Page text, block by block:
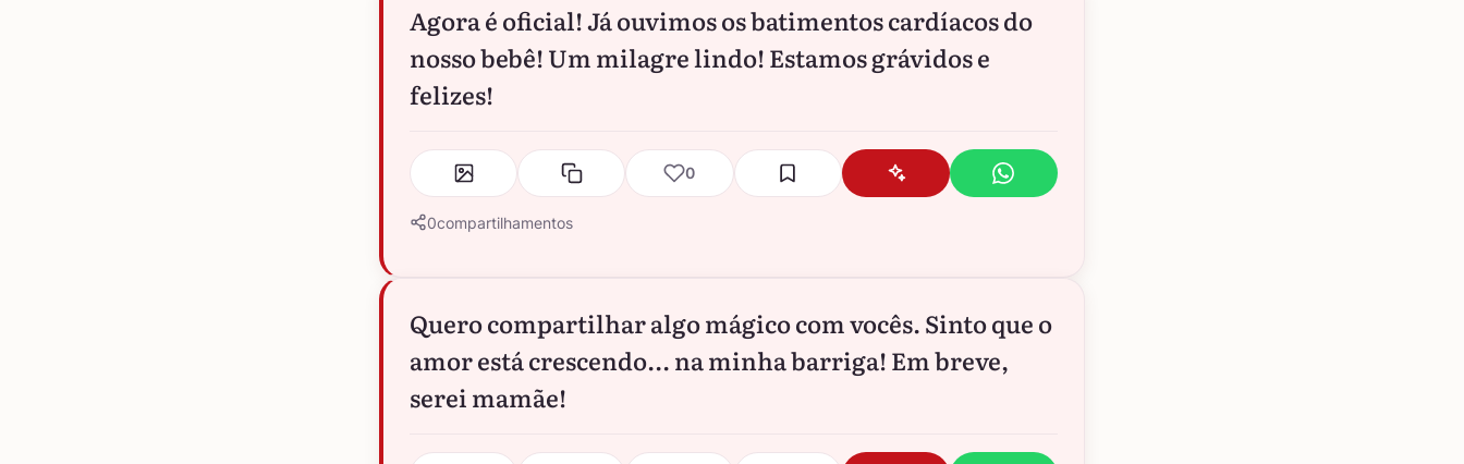
Agora é oficial! Já ouvimos os batimentos cardíacos do
nosso bebê! Um milagre lindo! Estamos grávidos e
felizes!
0
0compartilhamentos
Quero compartilhar algo mágico com vocês. Sinto que o
amor está crescendo... na minha barriga! Em breve,
serei mamãe!